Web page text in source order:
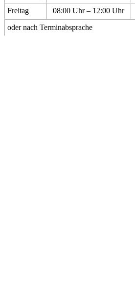
Freitag
08:00 Uhr – 12:00 Uhr
oder nach Terminabsprache